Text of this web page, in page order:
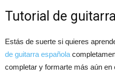
Tutorial de
Estás de suerte si quieres
de guitarra española
completar y formarte más aún en